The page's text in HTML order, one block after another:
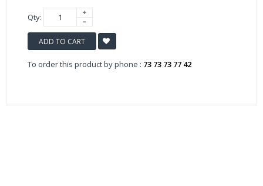
Qty:
ADD TO CART
To order this product by phone : 73 73 73 77 42